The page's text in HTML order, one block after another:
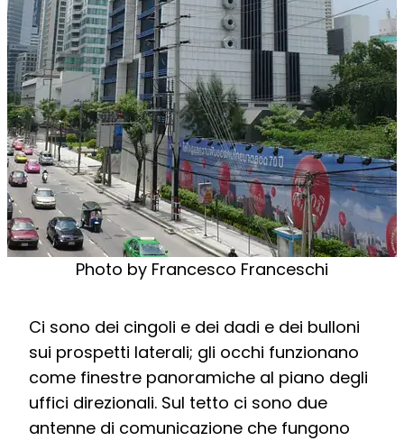
Photo by Francesco Franceschi
Ci sono dei cingoli e dei dadi e dei bulloni
sui prospetti laterali; gli occhi funzionano
come finestre panoramiche al piano degli
uffici direzionali. Sul tetto ci sono due
antenne di comunicazione che fungono